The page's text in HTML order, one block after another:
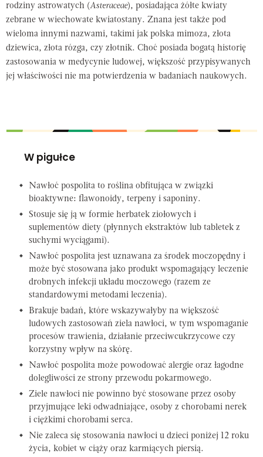
rodziny astrowatych (Asteraceae), posiadająca żółte kwiaty
zebrane w wiechowate kwiatostany. Znana jest także pod
wieloma innymi nazwami, takimi jak polska mimoza, złota
dziewica, złota rózga, czy złotnik. Choć posiada bogatą historię
zastosowania w medycynie ludowej, większość przypisywanych
jej właściwości nie ma potwierdzenia w badaniach naukowych.
W pigułce
Nawłoć pospolita to roślina obfitująca w związki
bioaktywne: flawonoidy, terpeny i saponiny.
Stosuje się ją w formie herbatek ziołowych i
suplementów diety (płynnych ekstraktów lub tabletek z
suchymi wyciągami).
Nawłoć pospolita jest uznawana za środek moczopędny i
może być stosowana jako produkt wspomagający leczenie
drobnych infekcji układu moczowego (razem ze
standardowymi metodami leczenia).
Brakuje badań, które wskazywałyby na większość
ludowych zastosowań ziela nawłoci, w tym wspomaganie
procesów trawienia, działanie przeciwcukrzycowe czy
korzystny wpływ na skórę.
Nawłoć pospolita może powodować alergie oraz łagodne
dolegliwości ze strony przewodu pokarmowego.
Ziele nawłoci nie powinno być stosowane przez osoby
przyjmujące leki odwadniające, osoby z chorobami nerek
i ciężkimi chorobami serca.
Nie zaleca się stosowania nawłoci u dzieci poniżej 12 roku
życia, kobiet w ciąży oraz karmiących piersią.